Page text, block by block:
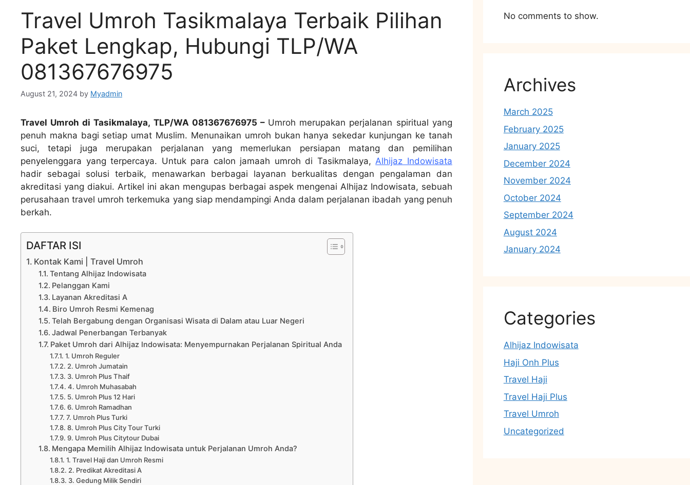
Travel Umroh Tasikmalaya Terbaik Pilihan
Paket Lengkap, Hubungi TLP/WA
081367676975
August 21, 2024 by Myadmin
Travel Umroh di Tasikmalaya, TLP/WA 081367676975 – Umroh merupakan perjalanan spiritual yang
penuh makna bagi setiap umat Muslim. Menunaikan umroh bukan hanya sekedar kunjungan ke tanah
suci, tetapi juga merupakan perjalanan yang memerlukan persiapan matang dan pemilihan
penyelenggara yang terpercaya. Untuk para calon jamaah umroh di Tasikmalaya,Alhijaz Indowisata
hadir sebagai solusi terbaik, menawarkan berbagai layanan berkualitas dengan pengalaman dan
akreditasi yang diakui. Artikel ini akan mengupas berbagai aspek mengenai Alhijaz Indowisata, sebuah
perusahaan travel umroh terkemuka yang siap mendampingi Anda dalam perjalanan ibadah yang penuh
berkah.
DAFTAR ISI
Kontak Kami | Travel Umroh
Tentang Alhijaz Indowisata
Pelanggan Kami
Layanan Akreditasi A
Biro Umroh Resmi Kemenag
Telah Bergabung dengan Organisasi Wisata di Dalam atau Luar Negeri
Jadwal Penerbangan Terbanyak
Paket Umroh dari Alhijaz Indowisata: Menyempurnakan Perjalanan Spiritual Anda
1. Umroh Reguler
2. Umroh Jumatain
3. Umroh Plus Thaif
4. Umroh Muhasabah
5. Umroh Plus 12 Hari
6. Umroh Ramadhan
7. Umroh Plus Turki
8. Umroh Plus City Tour Turki
9. Umroh Plus Citytour Dubai
Mengapa Memilih Alhijaz Indowisata untuk Perjalanan Umroh Anda?
1. Travel Haji dan Umroh Resmi
2. Predikat Akreditasi A
3. Gedung Milik Sendiri
No comments to show.
Archives
March 2025
February 2025
January 2025
December 2024
November 2024
October 2024
September 2024
August 2024
January 2024
Categories
Alhijaz Indowisata
Haji Onh Plus
Travel Haji
Travel Haji Plus
Travel Umroh
Uncategorized